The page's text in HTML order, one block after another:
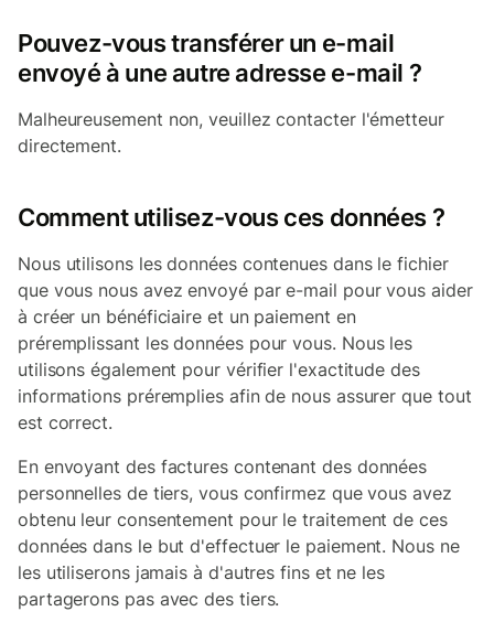
Pouvez-vous transférer un e-mail
envoyé à une autre adresse e-mail ?
Malheureusement non, veuillez contacter l'émetteur
directement.
Comment utilisez-vous ces données ?
Nous utilisons les données contenues dans le fichier
que vous nous avez envoyé par e-mail pour vous aider
à créer un bénéficiaire et un paiement en
préremplissant les données pour vous. Nous les
utilisons également pour vérifier l'exactitude des
informations préremplies afin de nous assurer que tout
est correct.
En envoyant des factures contenant des données
personnelles de tiers, vous confirmez que vous avez
obtenu leur consentement pour le traitement de ces
données dans le but d'effectuer le paiement. Nous ne
les utiliserons jamais à d'autres fins et ne les
partagerons pas avec des tiers.